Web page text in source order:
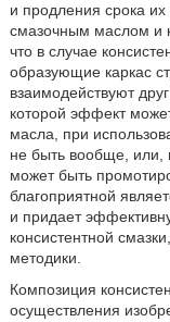
и продления срока
смазочным маслом и
что в случае
образующие каркас
взаимодействуют
которой эффект
масла, при
не быть вообще, или,
может быть
благоприятной
и придает
консистентной
методики.
Композиция
осуществления